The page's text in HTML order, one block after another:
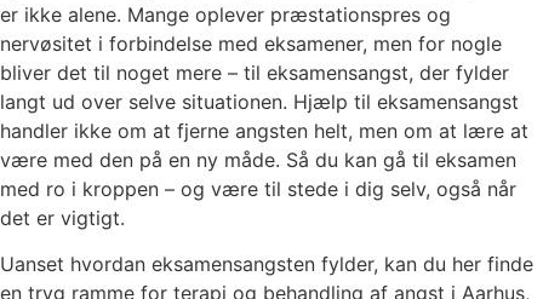
er ikke alene. Mange oplever præstationspres og
nervøsitet i forbindelse med eksamener, men for nogle
bliver det til noget mere – til eksamensangst, der fylder
langt ud over selve situationen. Hjælp til eksamensangst
handler ikke om at fjerne angsten helt, men om at lære at
være med den på en ny måde. Så du kan gå til eksamen
med ro i kroppen – og være til stede i dig selv, også når
det er vigtigt.
Uanset hvordan eksamensangsten fylder, kan du her finde
en tryg ramme for terapi og behandling af angst i Aarhus,